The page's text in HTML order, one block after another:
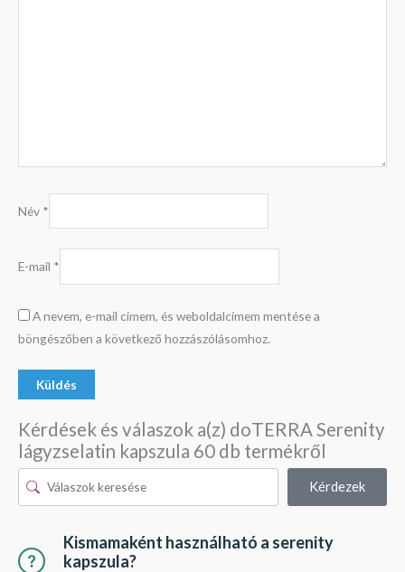
Név *
E-mail *
A nevem, e-mail címem, és weboldalcímem mentése a
böngészőben a következő hozzászólásomhoz.
Kérdések és válaszok a(z) doTERRA Serenity
lágyzselatin kapszula 60 db termékről
Kérdezek
Kismamaként használható a serenity
kapszula?